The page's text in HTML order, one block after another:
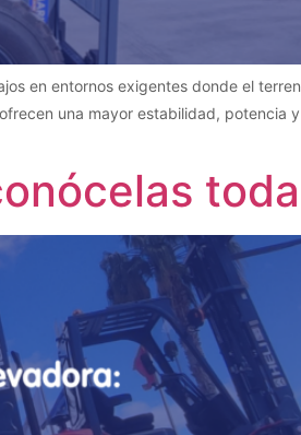
en entornos exigentes donde el
una mayor estabilidad, potencia